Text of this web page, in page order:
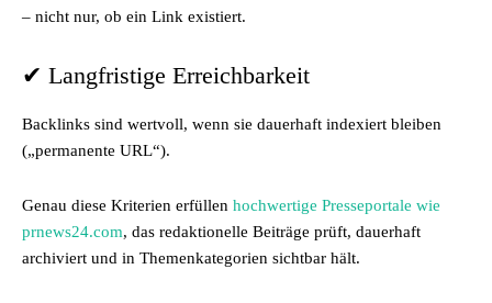
– nicht nur, ob ein Link existiert.
✔ Langfristige Erreichbarkeit
Backlinks sind wertvoll, wenn sie dauerhaft indexiert bleiben
(„permanente URL“).
Genau diese Kriterien erfüllen hochwertige Presseportale wie
prnews24.com, das redaktionelle Beiträge prüft, dauerhaft
archiviert und in Themenkategorien sichtbar hält.